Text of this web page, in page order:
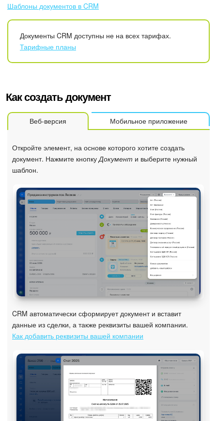
AI в Битрикс24
Вайбкод
Проекты AI
Мессенджер
Календарь
Диск
База знаний
Сайты
Интернет-магазин
Складской учет
Почта
CRM
Онлайн-запись
КЭДО
Подпись
Маркетинг
Шаблоны документов в CRM
Документы CRM доступны не на всех тарифах.
Тарифные планы
Как создать документ
Веб-версия Мобильное приложение
Откройте элемент, на основе которого хотите создать
документ. Нажмите кнопку Документ и выберите нужный
шаблон.
CRM автоматически сформирует документ и вставит
данные из сделки, а также реквизиты вашей компании.
Как добавить реквизиты вашей компании